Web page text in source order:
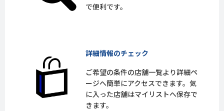
で便利です。
詳細情報のチェック
ご希望の条件の店舗一覧より詳細ペ
ージへ簡単にアクセスできます。気
に入った店舗はマイリストへ保存で
きます。